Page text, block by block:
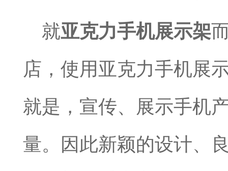
就亚克力手机展示架
店，使用亚克力手机展
就是，宣传、展示手机
量。因此新颖的设计、